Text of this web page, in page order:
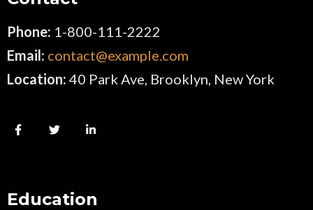
Phone: 1-800-111-2222
Email: contact@example.com
Location: 40 Park Ave, Brooklyn, New York
Education